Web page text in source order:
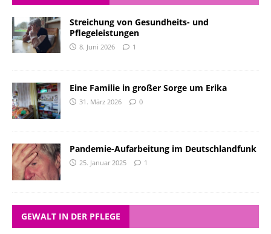
Streichung von Gesundheits- und
Pflegeleistungen
8. Juni 2026 1
Eine Familie in großer Sorge um Erika
31. März 2026 0
Pandemie-Aufarbeitung im Deutschlandfunk
25. Januar 2025 1
GEWALT IN DER PFLEGE